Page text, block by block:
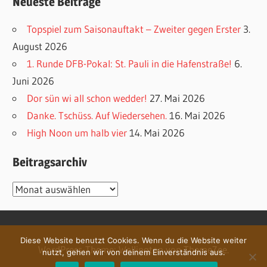
Topspiel zum Saisonauftakt – Zweiter gegen Erster 3.
August 2026
1. Runde DFB-Pokal: St. Pauli in die Hafenstraße! 6.
Juni 2026
Dor sün wi all schon wedder! 27. Mai 2026
Danke. Tschüss. Auf Wiedersehen. 16. Mai 2026
High Noon um halb vier 14. Mai 2026
Beitragsarchiv
Beitragsarchiv
WordPress-Theme: Wellington von ThemeZee.
Diese Website benutzt Cookies. Wenn du die Website weiter
nutzt, gehen wir von deinem Einverständnis aus.